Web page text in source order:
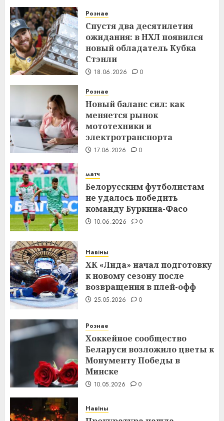
Рознае
Спустя два десятилетия
ожидания: в НХЛ появился
новый обладатель Кубка
Стэнли
18.06.2026 0
Рознае
Новый баланс сил: как
меняется рынок
мототехники и
электротранспорта
17.06.2026 0
матч
Белорусским футболистам
не удалось победить
команду Буркина-Фасо
10.06.2026 0
Навіны
ХК «Лида» начал подготовку
к новому сезону после
возвращения в плей-офф
25.05.2026 0
Рознае
Хоккейное сообщество
Беларуси возложило цветы к
Монументу Победы в
Минске
10.05.2026 0
Навіны